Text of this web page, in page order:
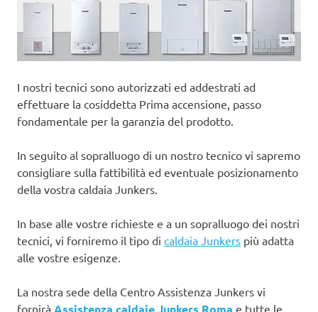
I nostri tecnici sono autorizzati ed addestrati ad
effettuare la cosiddetta Prima accensione, passo
fondamentale per la garanzia del prodotto.
In seguito al sopralluogo di un nostro tecnico vi sapremo
consigliare sulla fattibilità ed eventuale posizionamento
della vostra caldaia Junkers.
In base alle vostre richieste e a un sopralluogo dei nostri
tecnici, vi forniremo il tipo di caldaia Junkers più adatta
alle vostre esigenze.
La nostra sede della Centro Assistenza Junkers vi
fornirà Assistenza caldaie Junkers Roma e tutte le